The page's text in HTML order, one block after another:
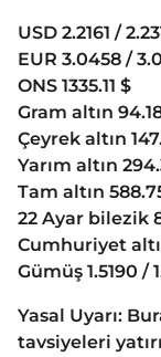
USD 2.2161 /
EUR 3.0458 /
ONS 1335.11 $
Gram altın
Çeyrek altın
Yarım altın
Tam altın
22 Ayar bilezik
Cumhuriyet
Gümüş 1.5190 /
Yasal Uyarı:
tavsiyeleri